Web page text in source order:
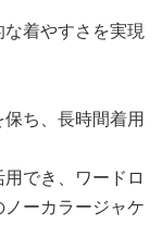
着やすさを実現
ち、長時間着用
でき、ワードロ
ーカラージャケ